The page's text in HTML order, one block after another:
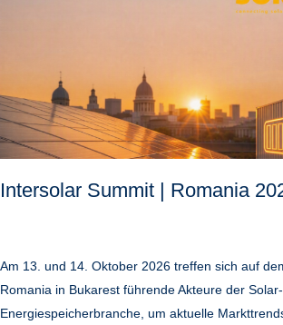
Intersolar Summit | Romania
Am 13. und 14. Oktober 2026 treffen sich auf
Romania in Bukarest führende Akteure der
Energiespeicherbranche, um aktuelle